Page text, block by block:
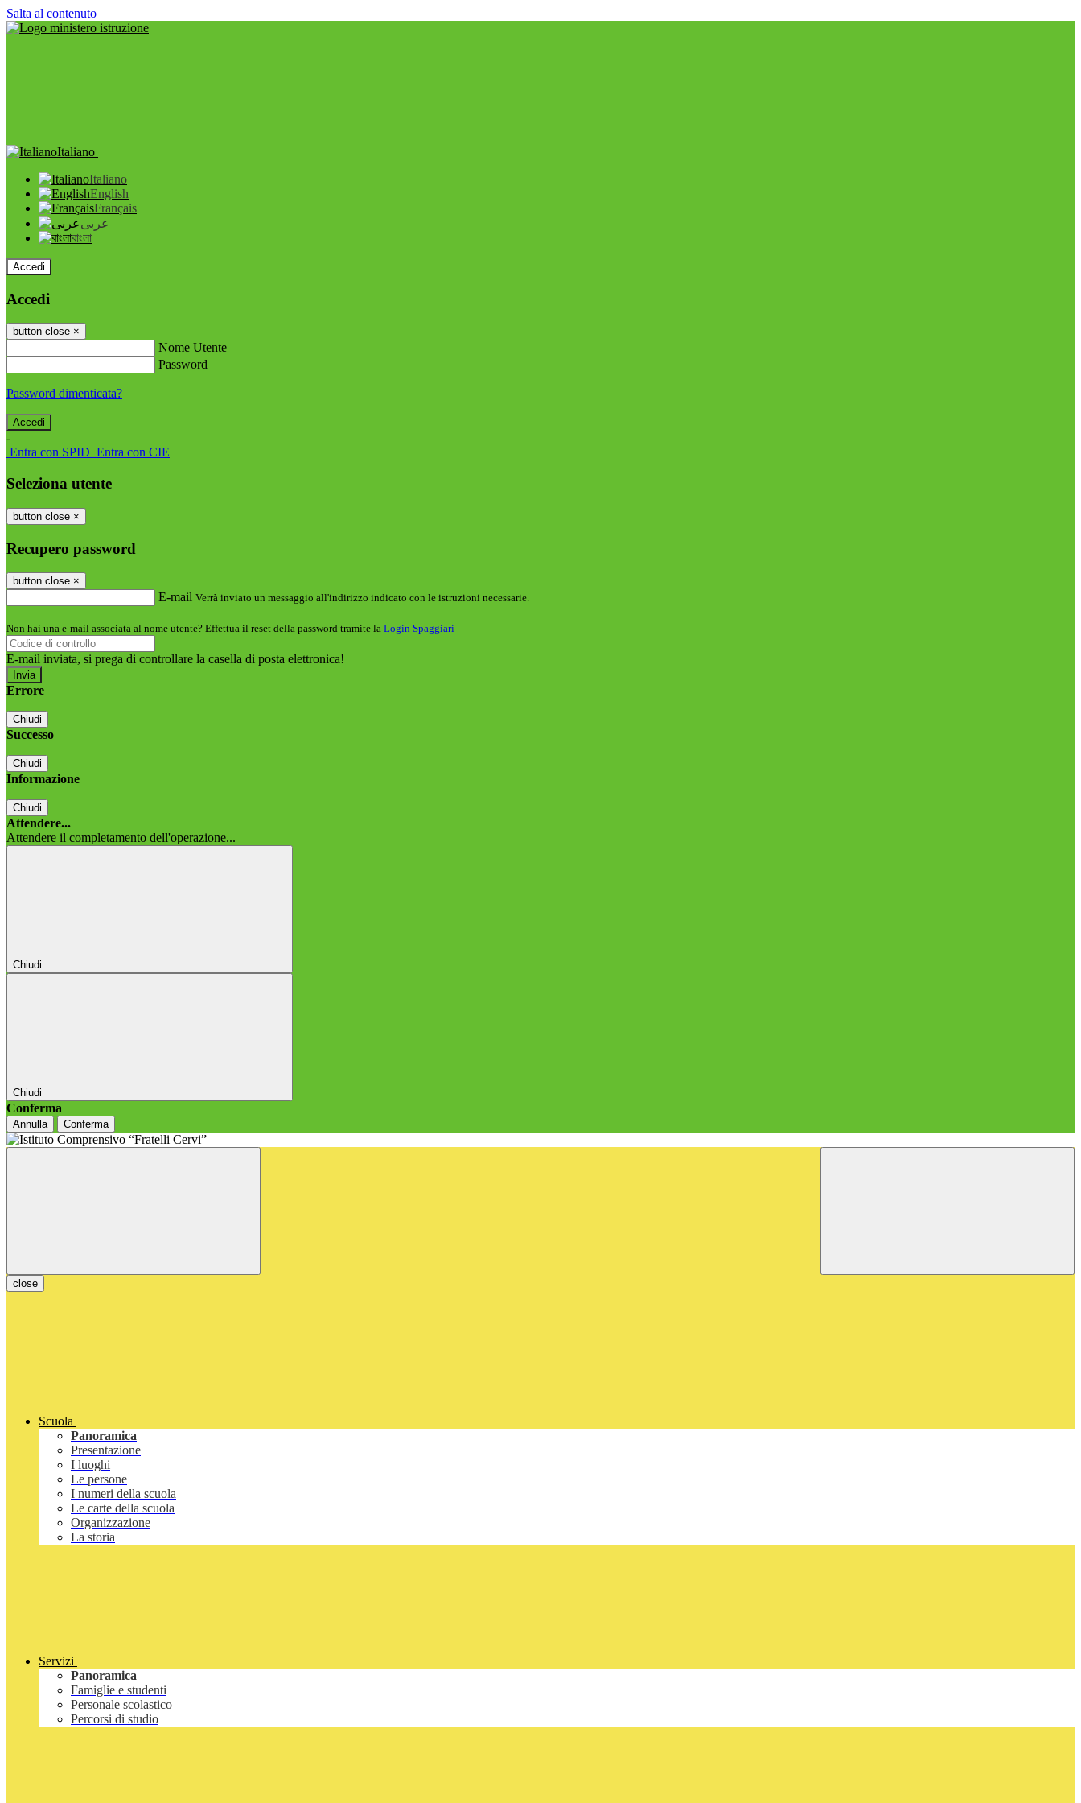
Salta al contenuto
Italiano
Italiano
English
Français
عربى
বাংলা
Accedi
Accedi
button close ×
Nome Utente
Password
Password dimenticata?
-
Entra con SPID Entra con CIE
Seleziona utente
button close ×
Recupero password
button close ×
E-mail Verrà inviato un messaggio all'indirizzo indicato con le istruzioni necessarie.
Non hai una e-mail associata al nome utente? Effettua il reset della password tramite la Login Spaggiari
E-mail inviata, si prega di controllare la casella di posta elettronica!
Errore
Chiudi
Successo
Chiudi
Informazione
Chiudi
Attendere...
Attendere il completamento dell'operazione...
Chiudi
Chiudi
Conferma
Annulla Conferma
close
Scuola
Panoramica
Presentazione
I luoghi
Le persone
I numeri della scuola
Le carte della scuola
Organizzazione
La storia
Servizi
Panoramica
Famiglie e studenti
Personale scolastico
Percorsi di studio